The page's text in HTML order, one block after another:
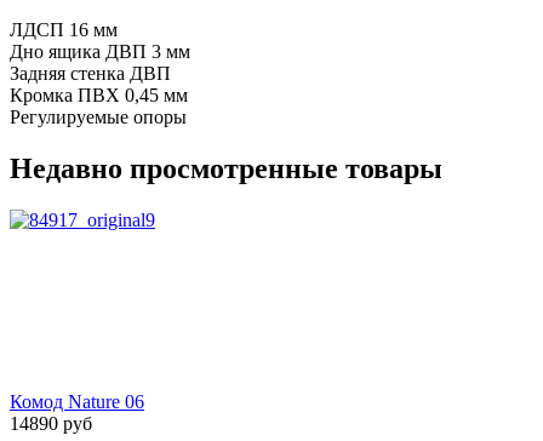
ЛДСП 16 мм
Дно ящика ДВП 3 мм
Задняя стенка ДВП
Кромка ПВХ 0,45 мм
Регулируемые опоры
Недавно просмотренные товары
Комод Nature 06
14890 руб